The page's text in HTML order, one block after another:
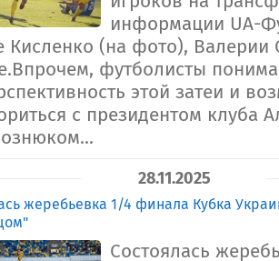
информации UA-
Кисленко (на фото), Валерии
футболисты
этой затеи и
с президентом клуба
28.11.2025
жеребьевка 1/4 финала Кубка
Состоялась